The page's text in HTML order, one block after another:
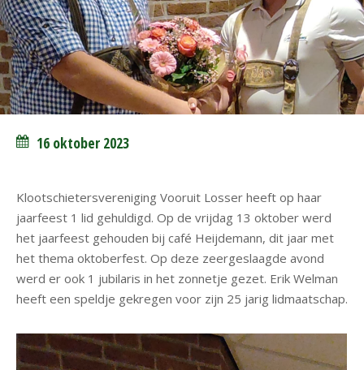
16 oktober 2023
Klootschietersvereniging Vooruit Losser heeft op haar
jaarfeest 1 lid gehuldigd. Op de vrijdag 13 oktober werd
het jaarfeest gehouden bij café Heijdemann, dit jaar met
het thema oktoberfest. Op deze zeergeslaagde avond
werd er ook 1 jubilaris in het zonnetje gezet. Erik Welman
heeft een speldje gekregen voor zijn 25 jarig lidmaatschap.